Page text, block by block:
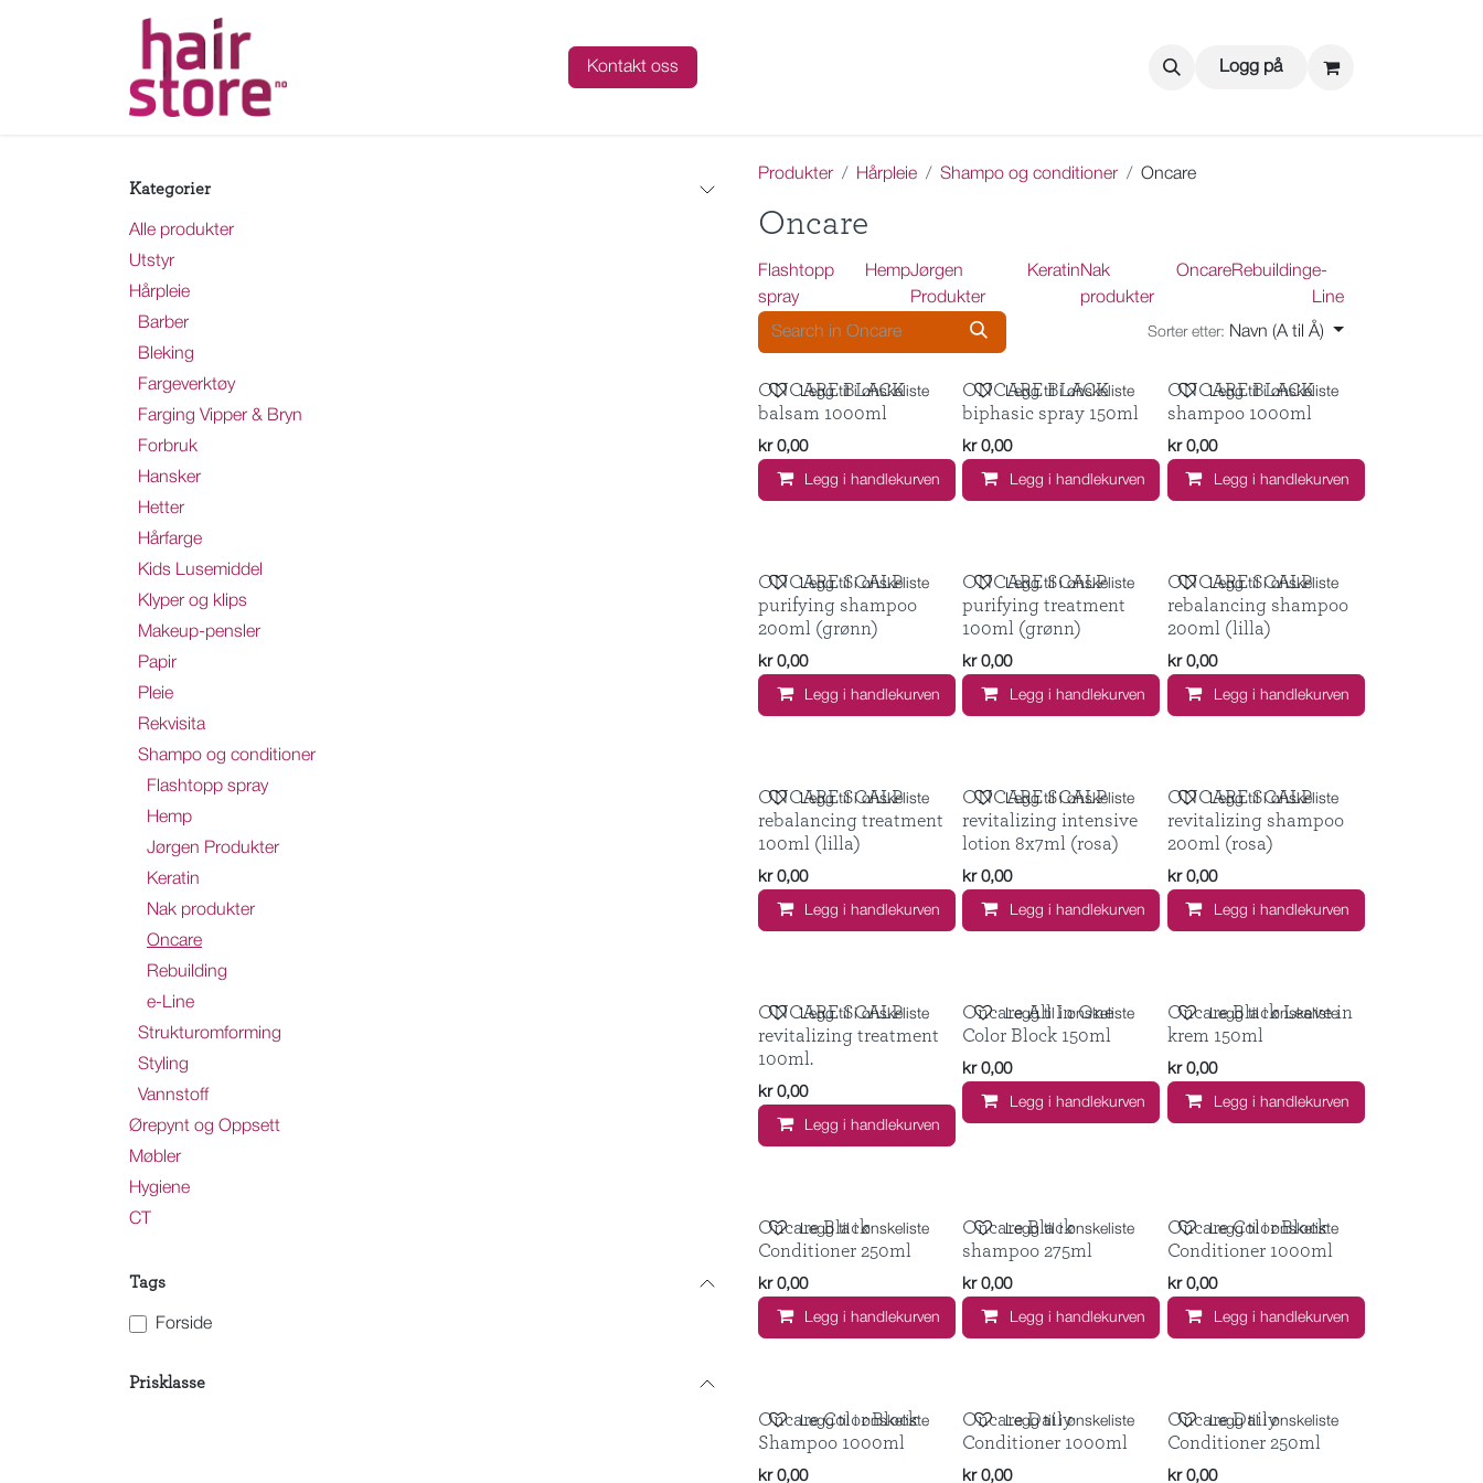
Kontakt oss Logg på
Kategorier
Alle produkter
Utstyr
Hårpleie
Barber
Bleking
Fargeverktøy
Farging Vipper & Bryn
Forbruk
Hansker
Hetter
Hårfarge
Kids Lusemiddel
Klyper og klips
Makeup-pensler
Papir
Pleie
Rekvisita
Shampo og conditioner
Flashtopp spray
Hemp
Jørgen Produkter
Keratin
Nak produkter
Oncare
Rebuilding
e-Line
Strukturomforming
Styling
Vannstoff
Ørepynt og Oppsett
Møbler
Hygiene
CT
Tags
Forside
Prisklasse
Produkter Hårpleie Shampo og conditioner Oncare
Oncare
Flashtopp
spray
HempJørgen
Produkter
Keratin Nak
produkter
OncareRebuildinge-
Line
Sorter etter: Navn (A til Å)
ONCARE BLACK
balsam 1000ml
kr 0,00
Legg i handlekurven
Legg til i ønskeliste
ONCARE BLACK
biphasic spray 150ml
kr0,00
Legg i handlekurven
Legg til i ønskeliste
ONCARE BLACK
shampoo 1000ml
kr 0,00
Legg i handlekurven
Legg til i ønskeliste
ONCARE SCALP
purifying shampoo
200ml (grønn)
kr 0,00
Legg i handlekurven
Legg til i ønskeliste
ONCARE SCALP
purifying treatment
100ml (grønn)
kr0,00
Legg i handlekurven
Legg til i ønskeliste
ONCARE SCALP
rebalancing shampoo
200ml (lilla)
kr 0,00
Legg i handlekurven
Legg til i ønskeliste
ONCARE SCALP
rebalancing treatment
100ml (lilla)
kr 0,00
Legg i handlekurven
Legg til i ønskeliste
ONCARE SCALP
revitalizing intensive
lotion 8x7ml (rosa)
kr0,00
Legg i handlekurven
Legg til i ønskeliste
ONCARE SCALP
revitalizing shampoo
200ml (rosa)
kr 0,00
Legg i handlekurven
Legg til i ønskeliste
ONCARE SCALP
revitalizing treatment
100ml.
kr 0,00
Legg i handlekurven
Legg til i ønskeliste
Oncare All In One
Color Block 150ml
kr0,00
Legg i handlekurven
Legg til i ønskeliste
Oncare Black Leave in
krem 150ml
kr 0,00
Legg i handlekurven
Legg til i ønskeliste
Oncare Black
Conditioner 250ml
kr 0,00
Legg i handlekurven
Legg til i ønskeliste
Oncare Black
shampoo 275ml
kr0,00
Legg i handlekurven
Legg til i ønskeliste
Oncare Color Block
Conditioner 1000ml
kr 0,00
Legg i handlekurven
Legg til i ønskeliste
Oncare Color Block
Shampoo 1000ml
kr 0,00
Legg til i ønskeliste
Oncare Daily
Conditioner 1000ml
kr0,00
Legg til i ønskeliste
Oncare Daily
Conditioner 250ml
kr 0,00
Legg til i ønskeliste